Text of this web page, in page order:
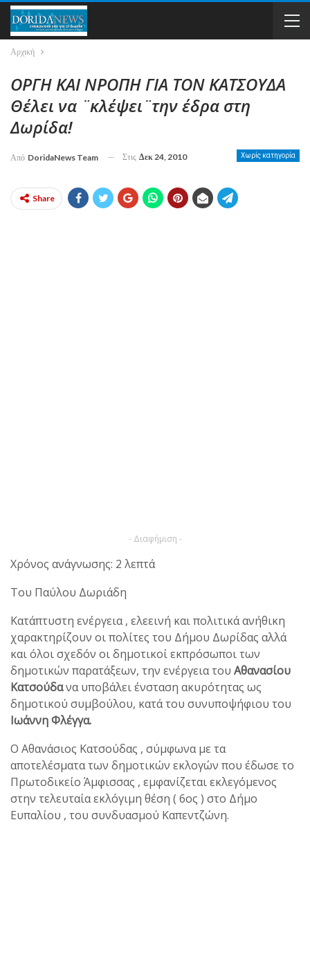
Αρχική
ΟΡΓΗ ΚΑΙ ΝΡΟΠΗ ΓΙΑ ΤΟΝ ΚΑΤΣΟΥΔΑ
Θέλει να ¨κλέψει¨την έδρα στη
Δωρίδα!
Χωρίς κατηγορία
Από DoridaNews Team Στις Δεκ 24, 2010
Share
- Διαφήμιση -
Χρόνος ανάγνωσης: 2 λεπτά
Του Παύλου Δωριάδη
Κατάπτυστη ενέργεια , ελεεινή και πολιτικά ανήθικη
χαρακτηρίζουν οι πολίτες του Δήμου Δωρίδας αλλά
και όλοι σχεδόν οι δημοτικοί εκπρόσωποι των
δημοτικών παρατάξεων, την ενέργεια του Αθανασίου
Κατσούδανα υποβάλει ένσταση ακυρότητας ως
δημοτικού συμβούλου, κατά του συνυποψήφιου του
Ιωάννη Φλέγγα.
Ο Αθανάσιος Κατσούδας , σύμφωνα με τα
αποτελέσματα των δημοτικών εκλογών που έδωσε το
Πρωτοδικείο Άμφισσας , εμφανίζεται εκλεγόμενος
στην τελευταία εκλόγιμη θέση ( 6ος ) στο Δήμο
Ευπαλίου , του συνδυασμού Καπεντζώνη.